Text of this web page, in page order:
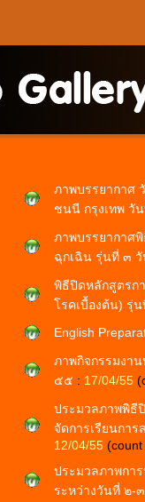
ภาพบรรยากาศ
ชนนี กรุงเทพ วั
ภาพบรรยากาศ
ฉุกเฉิน รุ่นที่ ๓
พิธีปิดหลักสูตรก
โรคเบื้องต้น)
English
ภาพกิจกรรมงา
๕๕ : 17/04/55
ประมวลภาพพิธี
จัดการเรียนกา
12/04/55 (count
ประมวลภาพการ
ระหว่างวันที่ ๒-